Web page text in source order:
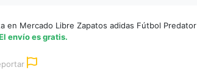
en Mercado Libre Zapatos adidas Fútbol
envío es gratis.